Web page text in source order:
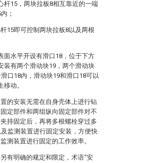
杆15，两块拉板8相互靠近的一端
；
15即可控制两块拉板8以及两根
面水平开设有滑口18，位于下方
装有两个滑动块19，两个滑动块
口18内，滑动块19和滑口18可以
动。
的安装无需在自身壳体上进行钻
定部件和两组纵向固定部件对不
持固定后，再将多根螺栓穿过多
监测装置进行固定安装，方便快
测装置进行固定的工作效率。
有明确的规定和限定，术语“安